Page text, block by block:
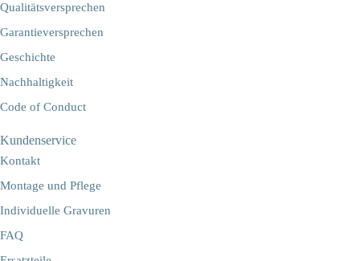
Qualitätsversprechen
Garantieversprechen
Geschichte
Nachhaltigkeit
Code of Conduct
Kundenservice
Kontakt
Montage und Pflege
Individuelle Gravuren
FAQ